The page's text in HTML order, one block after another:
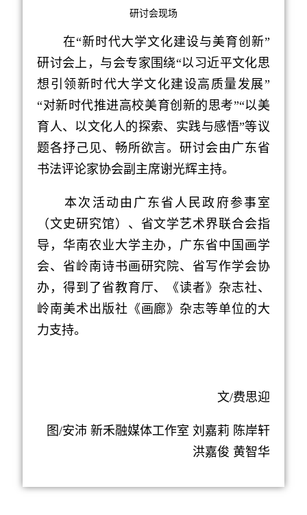
研讨会现场
在“新时代大学文化建设与美育创新”
研讨会上，与会专家围绕“以习近平文化思
想引领新时代大学文化建设高质量发展”
“对新时代推进高校美育创新的思考”“以美
育人、以文化人的探索、实践与感悟”等议
题各抒己见、畅所欲言。研讨会由广东省
书法评论家协会副主席谢光辉主持。
本次活动由广东省人民政府参事室
（文史研究馆）、省文学艺术界联合会指
导，华南农业大学主办，广东省中国画学
会、省岭南诗书画研究院、省写作学会协
办，得到了省教育厅、《读者》杂志社、
岭南美术出版社《画廊》杂志等单位的大
力支持。
文/费思迎
图/安沛 新禾融媒体工作室 刘嘉莉 陈岸轩
洪嘉俊 黄智华